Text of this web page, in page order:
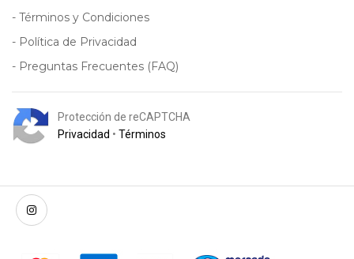
- Términos y Condiciones
- Política de Privacidad
- Preguntas Frecuentes (FAQ)
Protección de reCAPTCHA
Privacidad • Términos